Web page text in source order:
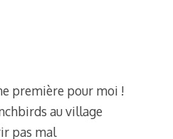
première pour moi !
au village
pas mal